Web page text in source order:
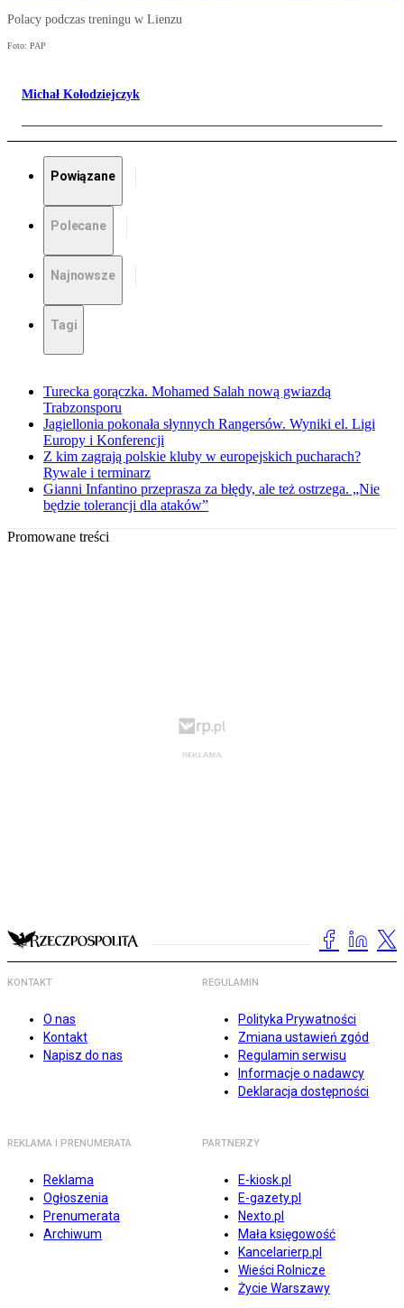
Polacy podczas treningu w Lienzu
Foto: PAP
Michał Kołodziejczyk
Powiązane
Polecane
Najnowsze
Tagi
Turecka gorączka. Mohamed Salah nową gwiazdą
Trabzonsporu
Jagiellonia pokonała słynnych Rangersów. Wyniki el. Ligi
Europy i Konferencji
Z kim zagrają polskie kluby w europejskich pucharach?
Rywale i terminarz
Gianni Infantino przeprasza za błędy, ale też ostrzega. „Nie
będzie tolerancji dla ataków”
Promowane treści
KONTAKT
O nas
Kontakt
Napisz do nas
REGULAMIN
Polityka Prywatności
Zmiana ustawień zgód
Regulamin serwisu
Informacje o nadawcy
Deklaracja dostępności
REKLAMA I PRENUMERATA
Reklama
Ogłoszenia
Prenumerata
Archiwum
PARTNERZY
E-kiosk.pl
E-gazety.pl
Nexto.pl
Mała księgowość
Kancelarierp.pl
Wieści Rolnicze
Życie Warszawy